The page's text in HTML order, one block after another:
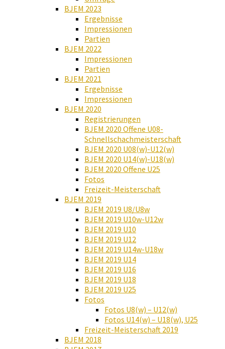
BJEM 2023
Ergebnisse
Impressionen
Partien
BJEM 2022
Impressionen
Partien
BJEM 2021
Ergebnisse
Impressionen
BJEM 2020
Registrierungen
BJEM 2020 Offene U08-
Schnellschachmeisterschaft
BJEM 2020 U08(w)-U12(w)
BJEM 2020 U14(w)-U18(w)
BJEM 2020 Offene U25
Fotos
Freizeit-Meisterschaft
BJEM 2019
BJEM 2019 U8/U8w
BJEM 2019 U10w-U12w
BJEM 2019 U10
BJEM 2019 U12
BJEM 2019 U14w-U18w
BJEM 2019 U14
BJEM 2019 U16
BJEM 2019 U18
BJEM 2019 U25
Fotos
Fotos U8(w) – U12(w)
Fotos U14(w) – U18(w), U25
Freizeit-Meisterschaft 2019
BJEM 2018